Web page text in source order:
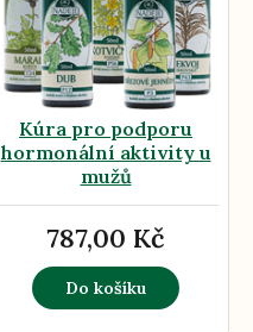
Kúra pro podporu
hormonální aktivity u
mužů
787,00 Kč
Do košíku